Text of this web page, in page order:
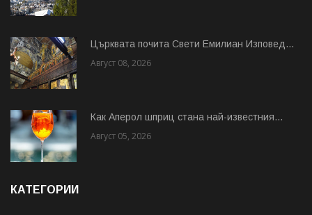
Църквата почита Свeти Емилиан Изповед...
Август 08, 2026
Как Аперол шприц стана най-известния...
Август 05, 2026
КАТЕГОРИИ